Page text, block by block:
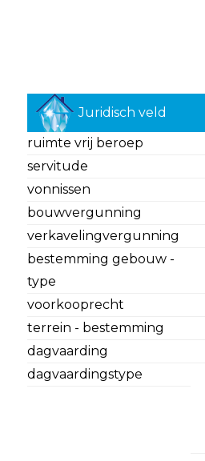
Juridisch veld
ruimte vrij beroep
servitude
vonnissen
bouwvergunning
verkavelingvergunning
bestemming gebouw -
type
voorkooprecht
terrein - bestemming
dagvaarding
dagvaardingstype